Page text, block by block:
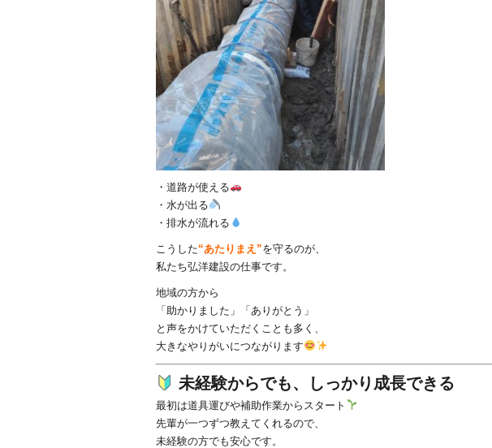
・道路が使える
・水が出る
・排水が流れる
こうした“あたりまえ”を守るのが、
私たち弘洋建設の仕事です。
地域の方から
「助かりました」「ありがとう」
と声をかけていただくことも多く、
大きなやりがいにつながります
未経験からでも、しっかり成長できる
最初は道具運びや補助作業からスタート
先輩が一つずつ教えてくれるので、
未経験の方でも安心です。